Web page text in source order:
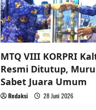
MTQ VIII KORPRI
Resmi Ditutup,
Sabet Juara Umum
Redaksi 28 Juni 2026